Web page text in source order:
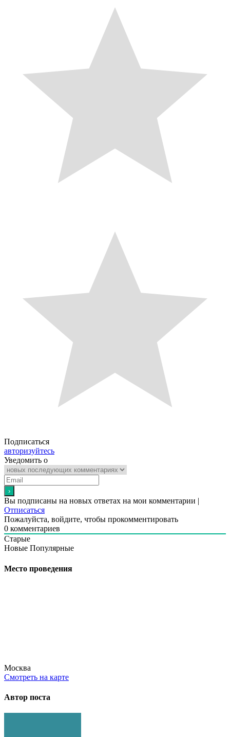
Подписаться
авторизуйтесь
Уведомить о
Вы подписаны на новых ответах на мои комментарии |
Отписаться
Пожалуйста, войдите, чтобы прокомментировать
0 комментариев
Старые
Новые Популярные
Место проведения
Москва
Смотреть на карте
Автор поста